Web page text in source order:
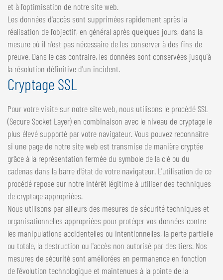
et à l'optimisation de notre site web.
Les données d'accès sont supprimées rapidement après la
réalisation de l'objectif, en général après quelques jours, dans la
mesure où il n'est pas nécessaire de les conserver à des fins de
preuve. Dans le cas contraire, les données sont conservées jusqu'à
la résolution définitive d'un incident.
Cryptage SSL
Pour votre visite sur notre site web, nous utilisons le procédé SSL
(Secure Socket Layer) en combinaison avec le niveau de cryptage le
plus élevé supporté par votre navigateur. Vous pouvez reconnaître
si une page de notre site web est transmise de manière cryptée
grâce à la représentation fermée du symbole de la clé ou du
cadenas dans la barre d'état de votre navigateur. L'utilisation de ce
procédé repose sur notre intérêt légitime à utiliser des techniques
de cryptage appropriées.
Nous utilisons par ailleurs des mesures de sécurité techniques et
organisationnelles appropriées pour protéger vos données contre
les manipulations accidentelles ou intentionnelles, la perte partielle
ou totale, la destruction ou l'accès non autorisé par des tiers. Nos
mesures de sécurité sont améliorées en permanence en fonction
de l'évolution technologique et maintenues à la pointe de la